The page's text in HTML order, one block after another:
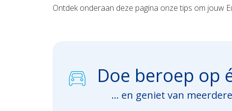
Ontdek onderaan deze pagina onze tips om jouw
Doe beroep op
... en geniet van